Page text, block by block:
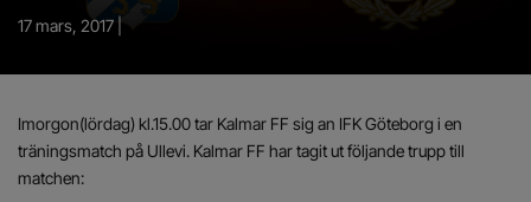
17 mars, 2017 |
Imorgon(lördag) kl.15.00 tar Kalmar FF sig an IFK Göteborg i en
träningsmatch på Ullevi. Kalmar FF har tagit ut följande trupp till
matchen: